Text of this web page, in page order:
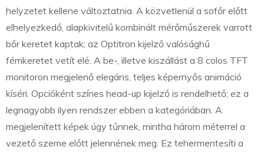
helyzetet kellene változtatnia. A közvetlenül a sofőr előtt
elhelyezkedő, alapkivitelű kombinált mérőműszerek varrott
bőr keretet kaptak; az Optitron kijelző valósághű
fémkeretet vetít elé. A be-, illetve kiszállást a 8 colos TFT
monitoron megjelenő elegáns, teljes képernyős animáció
kíséri. Opcióként színes head-up kijelző is rendelhető; ez a
legnagyobb ilyen rendszer ebben a kategóriában. A
megjelenített képek úgy tűnnek, mintha három méterrel a
vezető szeme előtt jelennének meg. Ez tehermentesíti a